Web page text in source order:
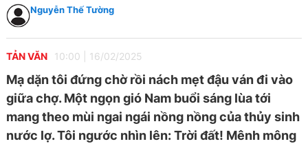
Nguyễn Thế Tường
TẢN VĂN 10:00 16/02/2025
Mạ dặn tôi đứng chờ rồi nách mẹt đậu ván đi vào
giữa chợ. Một ngọn gió Nam buổi sáng lùa tới
mang theo mùi ngai ngái nồng nồng của thủy sinh
nước lợ. Tôi ngước nhìn lên: Trời đất! Mênh mông